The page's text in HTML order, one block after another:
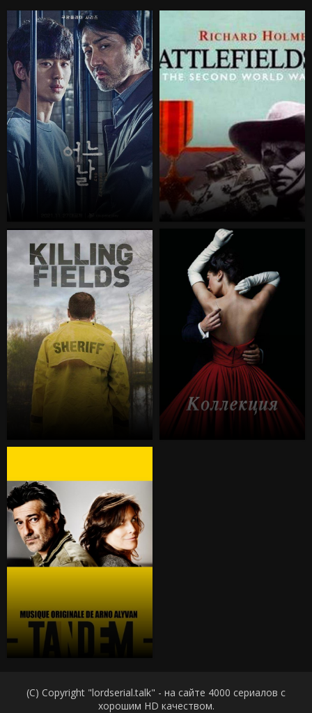
(C) Copyright "lordserial.talk" - на сайте 4000 сериалов с
хорошим HD качеством.